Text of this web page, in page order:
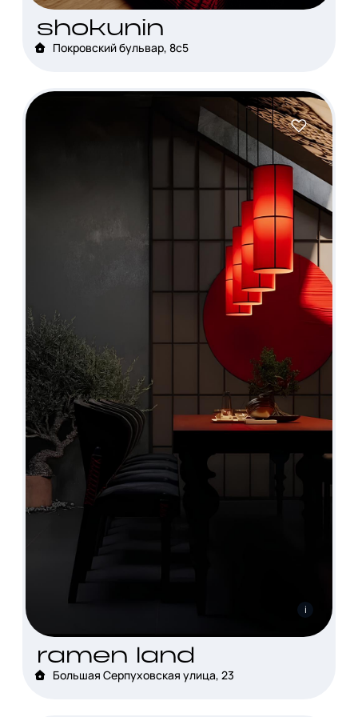
shokunin
Покровский бульвар, 8с5
i
ramen land
Большая Серпуховская улица, 23